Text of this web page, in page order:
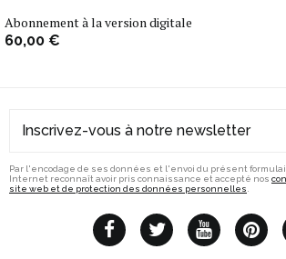
Abonnement à la version digitale
60,00 €
Par l'encodage de ses données et l'envoi du présent
Internet reconnaît avoir pris connaissance et accepté nos
site web et de protection des données personnelles